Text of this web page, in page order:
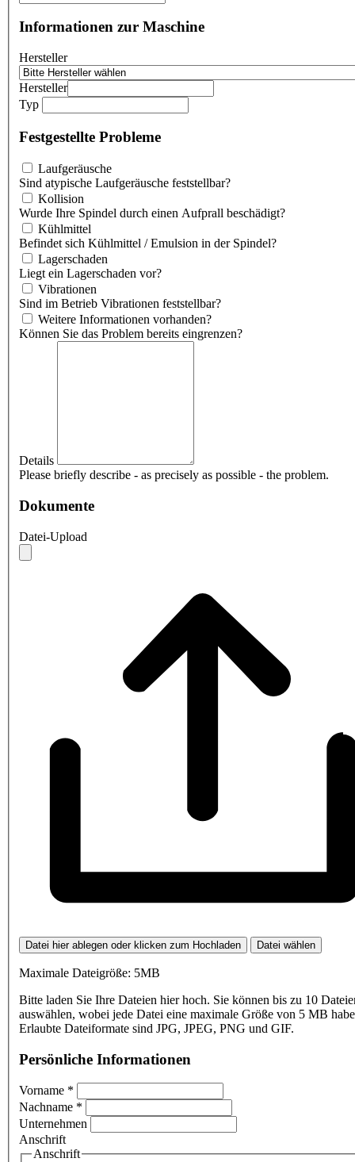
Informationen zur Maschine
Hersteller
Hersteller
Typ
Festgestellte Probleme
Laufgeräusche
Sind atypische Laufgeräusche feststellbar?
Kollision
Wurde Ihre Spindel durch einen Aufprall beschädigt?
Kühlmittel
Befindet sich Kühlmittel / Emulsion in der Spindel?
Lagerschaden
Liegt ein Lagerschaden vor?
Vibrationen
Sind im Betrieb Vibrationen feststellbar?
Weitere Informationen vorhanden?
Können Sie das Problem bereits eingrenzen?
Details
Please briefly describe - as precisely as possible - the problem.
Dokumente
Datei-Upload
Datei hier ablegen oder klicken zum Hochladen Datei wählen
Maximale Dateigröße: 5MB
Bitte laden Sie Ihre Dateien hier hoch. Sie können bis zu 10
auswählen, wobei jede Datei eine maximale Größe von 5 MB
Erlaubte Dateiformate sind JPG, JPEG, PNG und GIF.
Persönliche Informationen
Vorname *
Nachname *
Unternehmen
Anschrift
Anschrift